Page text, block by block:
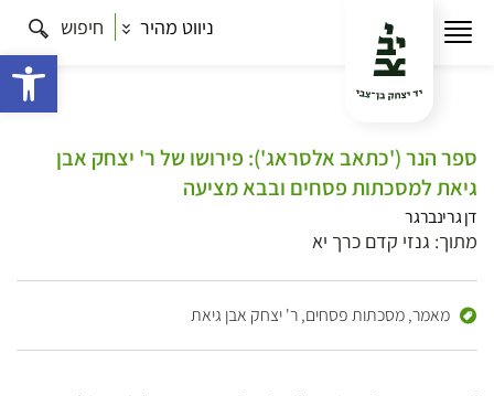
ניווט מהיר חיפוש
ספר הנר ('כתאב אלסראג'): פירושו של ר' יצחק אבן
גיאת למסכתות פסחים ובבא מציעה
דן גרינברגר
מתוך: גנזי קדם כרך יא
מאמר,מסכתות פסחים,ר' יצחק אבן גיאת